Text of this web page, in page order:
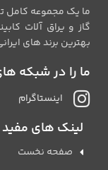
ما یک مجموعه کامل
بهترین برند های
ما را در شبکه
اینستاگرام
لینک های مفید
صفحه نخست